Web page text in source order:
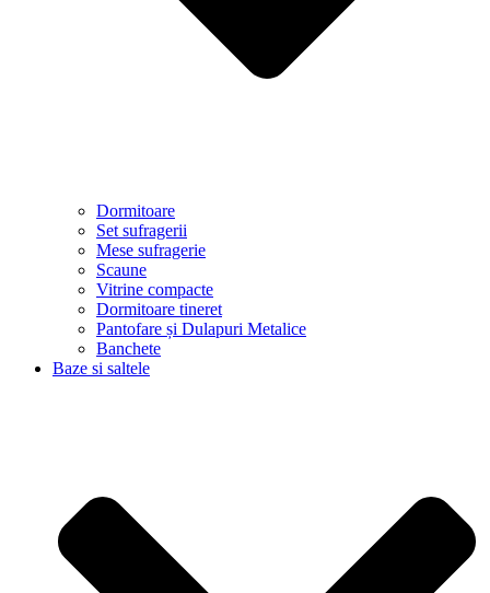
Dormitoare
Set sufragerii
Mese sufragerie
Scaune
Vitrine compacte
Dormitoare tineret
Pantofare și Dulapuri Metalice
Banchete
Baze si saltele